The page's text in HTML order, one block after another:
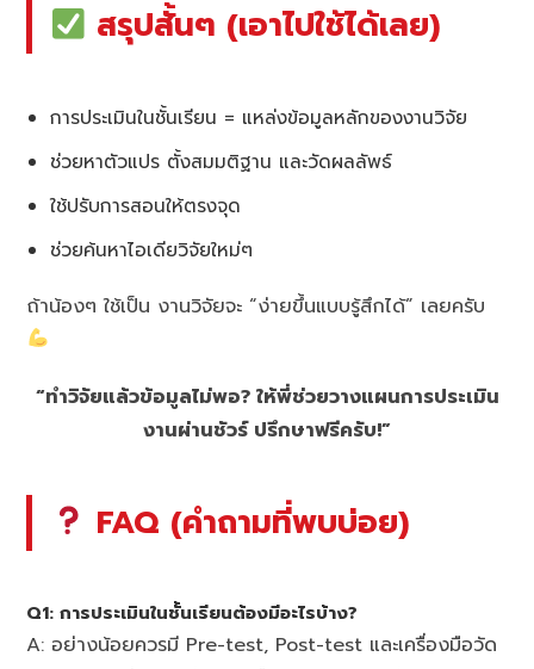
สรุปสั้นๆ (เอาไปใช้ได้เลย)
การประเมินในชั้นเรียน = แหล่งข้อมูลหลักของงานวิจัย
ช่วยหาตัวแปร ตั้งสมมติฐาน และวัดผลลัพธ์
ใช้ปรับการสอนให้ตรงจุด
ช่วยค้นหาไอเดียวิจัยใหม่ๆ
ถ้าน้องๆ ใช้เป็น งานวิจัยจะ “ง่ายขึ้นแบบรู้สึกได้” เลยครับ
“ทำวิจัยแล้วข้อมูลไม่พอ? ให้พี่ช่วยวางแผนการประเมิน
งานผ่านชัวร์ ปรึกษาฟรีครับ!”
FAQ (คำถามที่พบบ่อย)
Q1: การประเมินในชั้นเรียนต้องมีอะไรบ้าง?
A: อย่างน้อยควรมี Pre-test, Post-test และเครื่องมือวัด